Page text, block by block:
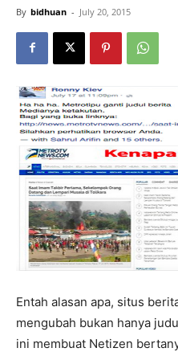
By bidhuan - July 20, 2015
Entah alasan apa, situs
mengubah bukan hanya
ini membuat Netizen